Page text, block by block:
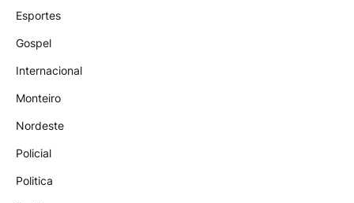
Esportes
Gospel
Internacional
Monteiro
Nordeste
Policial
Politica